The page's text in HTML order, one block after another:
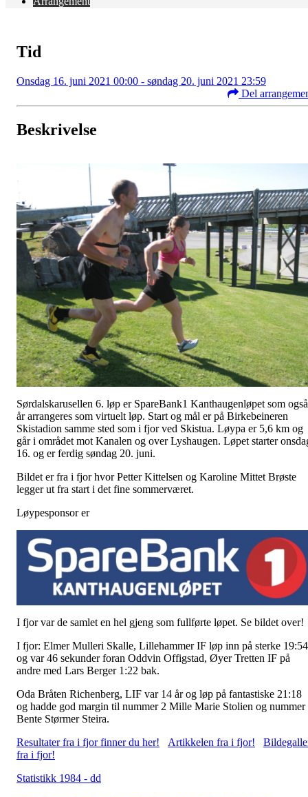
Tid
Onsdag 16. juni 2021 00:00 - søndag 20. juni 2021 23:59
Del
Beskrivelse
Sørdalskarusellen 6. løp er SpareBank1 Kanthaugenløpet som
år arrangeres som virtuelt løp. Start og mål er på Birkebeineren
Skistadion samme sted som i fjor ved Skistua. Løypa er 5,6 km og
går i området mot Kanalen og over Lyshaugen. Løpet starter
16. og er ferdig søndag 20. juni.
Bildet er fra i fjor hvor Petter Kittelsen og Karoline Mittet Brøste
legger ut fra start i det fine sommerværet.
Løypesponsor er
I fjor var de samlet en hel gjeng som fullførte løpet. Se bildet over!
I fjor: Elmer Mulleri Skalle, Lillehammer IF løp inn på sterke 19:54
og var 46 sekunder foran Oddvin Offigstad, Øyer Tretten IF på
andre med Lars Berger 1:22 bak.
Oda Bråten Richenberg, LIF var 14 år og løp på fantastiske 21:18
og hadde god margin til nummer 2 Mille Marie Stolien og nummer
Bente Størmer Steira.
Resultater fra i fjor finner du her!
Artikkelen fra i fjor!
fra i fjor!
Statistikk 1984 - dd